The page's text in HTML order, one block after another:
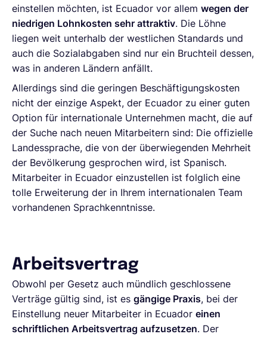
einstellen möchten, ist Ecuador vor allem wegen der
niedrigen Lohnkosten sehr attraktiv. Die Löhne
liegen weit unterhalb der westlichen Standards und
auch die Sozialabgaben sind nur ein Bruchteil dessen,
was in anderen Ländern anfällt.
Allerdings sind die geringen Beschäftigungskosten
nicht der einzige Aspekt, der Ecuador zu einer guten
Option für internationale Unternehmen macht, die auf
der Suche nach neuen Mitarbeitern sind: Die offizielle
Landessprache, die von der überwiegenden Mehrheit
der Bevölkerung gesprochen wird, ist Spanisch.
Mitarbeiter in Ecuador einzustellen ist folglich eine
tolle Erweiterung der in Ihrem internationalen Team
vorhandenen Sprachkenntnisse.
Arbeitsvertrag
Obwohl per Gesetz auch mündlich geschlossene
Verträge gültig sind, ist es gängige Praxis, bei der
Einstellung neuer Mitarbeiter in Ecuador einen
schriftlichen Arbeitsvertrag aufzusetzen. Der